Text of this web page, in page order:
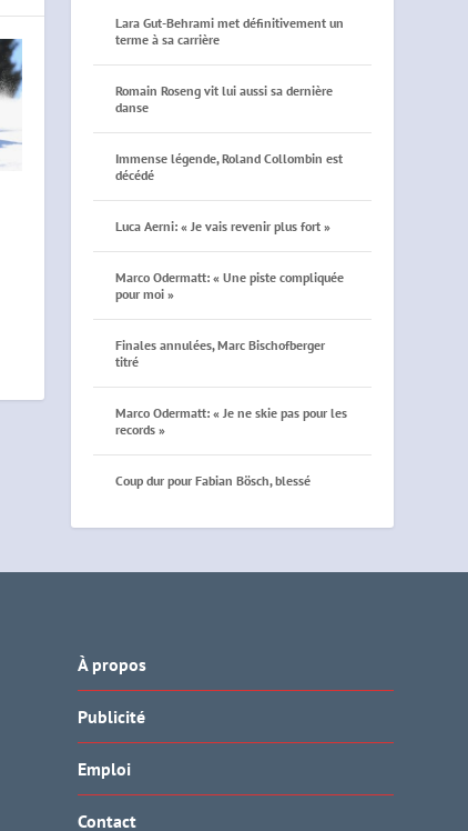
Lara Gut-Behrami met définitivement un
terme à sa carrière
Romain Roseng vit lui aussi sa dernière
danse
Immense légende, Roland Collombin est
décédé
Luca Aerni: « Je vais revenir plus fort »
Marco Odermatt: « Une piste compliquée
pour moi »
Finales annulées, Marc Bischofberger
titré
Marco Odermatt: « Je ne skie pas pour les
records »
Coup dur pour Fabian Bösch, blessé
À propos
Publicité
Emploi
Contact